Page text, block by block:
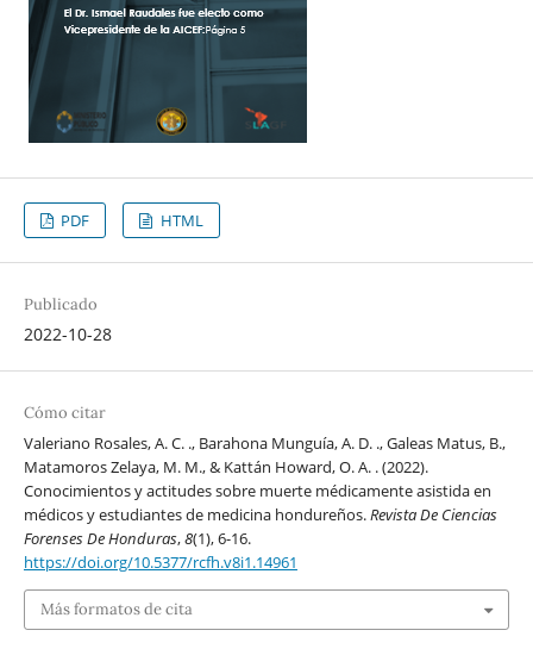
PDF HTML
Publicado
2022-10-28
Cómo citar
Valeriano Rosales, A. C. ., Barahona Munguía, A. D. ., Galeas Matus, B.,
Matamoros Zelaya, M. M., & Kattán Howard, O. A. . (2022).
Conocimientos y actitudes sobre muerte médicamente asistida en
médicos y estudiantes de medicina hondureños.Revista De Ciencias
Forenses De Honduras,8(1), 6-16.
https://doi.org/10.5377/rcfh.v8i1.14961
Más formatos de cita